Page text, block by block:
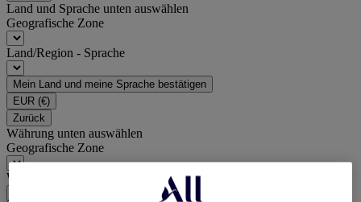
Land und Sprache unten auswählen
Geografische Zone
Land/Region - Sprache
Mein Land und meine Sprache bestätigen
EUR (€)
Zurück
Währung unten auswählen
Geografische Zone
Währung